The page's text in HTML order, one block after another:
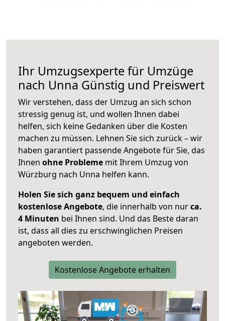
Ihr Umzugsexperte für Umzüge
nach Unna Günstig und Preiswert
Wir verstehen, dass der Umzug an sich schon
stressig genug ist, und wollen Ihnen dabei
helfen, sich keine Gedanken über die Kosten
machen zu müssen. Lehnen Sie sich zurück – wir
haben garantiert passende Angebote für Sie, das
Ihnen ohne Probleme mit Ihrem Umzug von
Würzburg nach Unna helfen kann.
Holen Sie sich ganz bequem und einfach
kostenlose Angebote, die innerhalb von nurca.
4 Minuten bei Ihnen sind. Und das Beste daran
ist, dass all dies zu erschwinglichen Preisen
angeboten werden.
Kostenlose Angebote erhalten